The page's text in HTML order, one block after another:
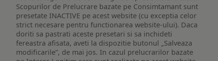
Scopurilor de Prelucrare bazate pe Consimtamant sunt
presetate INACTIVE pe acest website (cu exceptia celor
strict necesare pentru functionarea website-ului). Daca
doriti sa pastrati aceste presetari si sa inchideti
fereastra afisata, aveti la dispozitie butonul „Salveaza
modificarile”, de mai jos. In cazul prelucrarilor bazate